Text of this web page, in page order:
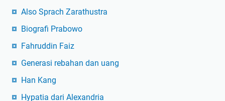
Also Sprach Zarathustra
Biografi Prabowo
Fahruddin Faiz
Generasi rebahan dan uang
Han Kang
Hypatia dari Alexandria